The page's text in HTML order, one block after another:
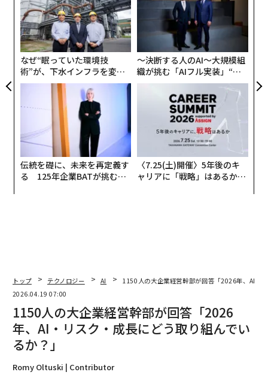
なぜ“眠っていた環境技
術”が、下水インフラを変え
たのか──産総研×月島JFE
アクアソリューションの10年
〜決断する人のAI〜大規模組
織が挑む「AIフル実装」“使
う”企業から“動く”企業へ【N
TTドコモビジネス×PwC】
伝統を礎に、未来を再定義す
る 125年企業BATが挑むス
〈7.25(土)開催〉5年後のキ
ャリアに「戦略」はあるか。
トップ テクノロジー AI
1150人の大企業経営幹部が回答「2026年、AI・
2026.04.19 07:00
1150人の大企業経営幹部が回答「2026
年、AI・リスク・成長にどう取り組んでい
るか？」
Romy Oltuski | Contributor